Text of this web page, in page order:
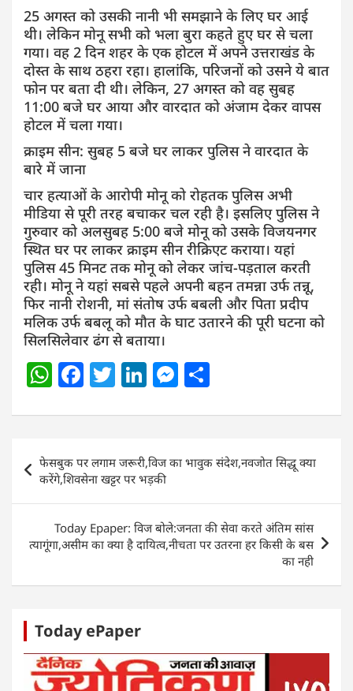
25 अगस्त को उसकी नानी भी समझाने के लिए घर आई
थी। लेकिन मोनू सभी को भला बुरा कहते हुए घर से चला
गया। वह 2 दिन शहर के एक होटल में अपने उत्तराखंड के
दोस्त के साथ ठहरा रहा। हालांकि, परिजनों को उसने ये बात
फोन पर बता दी थी। लेकिन, 27 अगस्त को वह सुबह
11:00 बजे घर आया और वारदात को अंजाम देकर वापस
होटल में चला गया।
क्राइम सीन: सुबह 5 बजे घर लाकर पुलिस ने वारदात के
बारे में जाना
चार हत्याओं के आरोपी मोनू को रोहतक पुलिस अभी
मीडिया से पूरी तरह बचाकर चल रही है। इसलिए पुलिस ने
गुरुवार को अलसुबह 5:00 बजे मोनू को उसके विजयनगर
स्थित घर पर लाकर क्राइम सीन रीक्रिएट कराया। यहां
पुलिस 45 मिनट तक मोनू को लेकर जांच-पड़ताल करती
रही। मोनू ने यहां सबसे पहले अपनी बहन तमन्ना उर्फ तन्नू,
फिर नानी रोशनी, मां संतोष उर्फ बबली और पिता प्रदीप
मलिक उर्फ बबलू को मौत के घाट उतारने की पूरी घटना को
सिलसिलेवार ढंग से बताया।
W
at
s
A
p
p
F
c
e
b
o
o
k
T
itt
er
Li
k
e
dI
n
M
ss
e
n
g
er
ar
e
Post
navigation
फेसबुक पर लगाम जरूरी,विज का भावुक संदेश,नवजोत सिद्धू क्या
करेंगे,शिवसेना खट्टर पर भड़की
Today Epaper: विज बोले:जनता की सेवा करते अंतिम सांस
त्यागूंगा,असीम का क्या है दायित्व,नीचता पर उतरना हर किसी के बस
का नही
Today ePaper